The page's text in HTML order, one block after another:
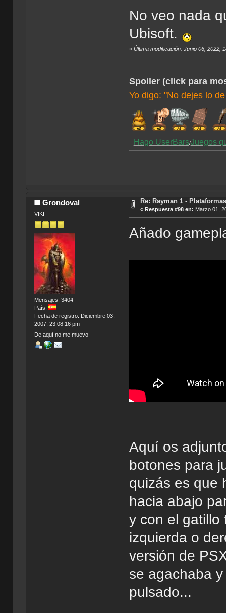
No veo nada
Ubisoft.
«Última modificación: Junio 06, 2022,
Spoiler (click para
Yo digo: "No dejes lo
Hago UserBars/Juegos
Grondoval
VIKI
Mensajes: 3404
País:
Fecha de registro: Diciembre 03,
2007, 23:08:16 pm
De aquí no me muevo
Re: Rayman 1 - Plataformas
« Respuesta #98 en: Marzo 01,
Añado
Aquí os
botones para
quizás es que
hacia abajo
y con el gatillo
izquierda o
versión de
se agachaba
pulsado...